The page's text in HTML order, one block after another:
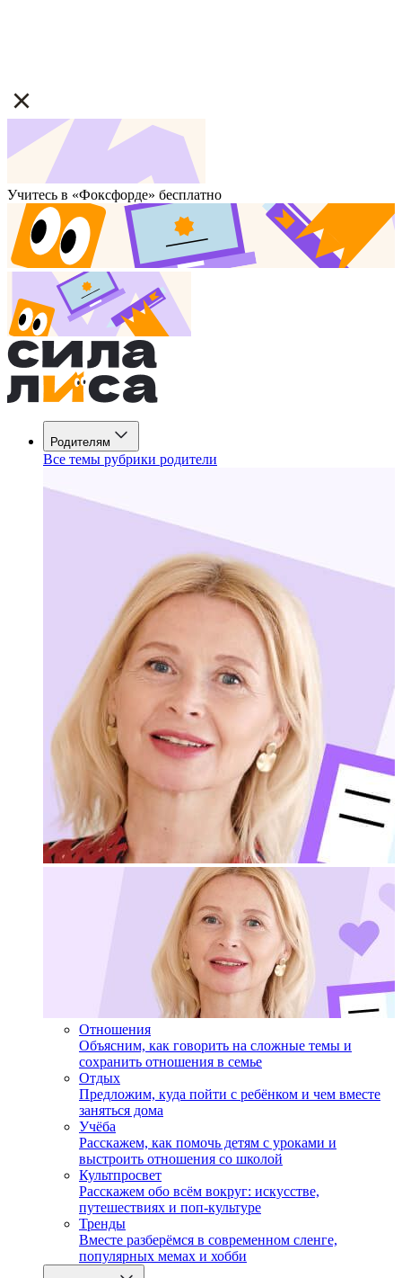
Учитесь в «Фоксфорде» бесплатно
Родителям
Все темы рубрики родители
Отношения
Объясним, как говорить на сложные темы и
сохранить отношения в семье
Отдых
Предложим, куда пойти с ребёнком и чем вместе
заняться дома
Учёба
Расскажем, как помочь детям с уроками и
выстроить отношения со школой
Культпросвет
Расскажем обо всём вокруг: искусстве,
путешествиях и поп-культуре
Тренды
Вместе разберёмся в современном сленге,
популярных мемах и хобби